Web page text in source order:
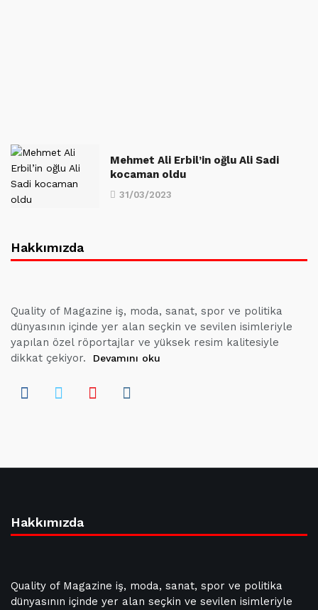
Mehmet Ali Erbil’in oğlu Ali Sadi
kocaman oldu
31/03/2023
Hakkımızda
Quality of Magazine iş, moda, sanat, spor ve politika
dünyasının içinde yer alan seçkin ve sevilen isimleriyle
yapılan özel röportajlar ve yüksek resim kalitesiyle
dikkat çekiyor.
Devamını oku
Hakkımızda
Quality of Magazine iş, moda, sanat, spor ve politika
dünyasının içinde yer alan seçkin ve sevilen isimleriyle